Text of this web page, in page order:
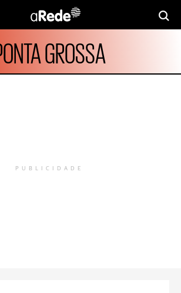
GROSSA
PUBLICIDADE